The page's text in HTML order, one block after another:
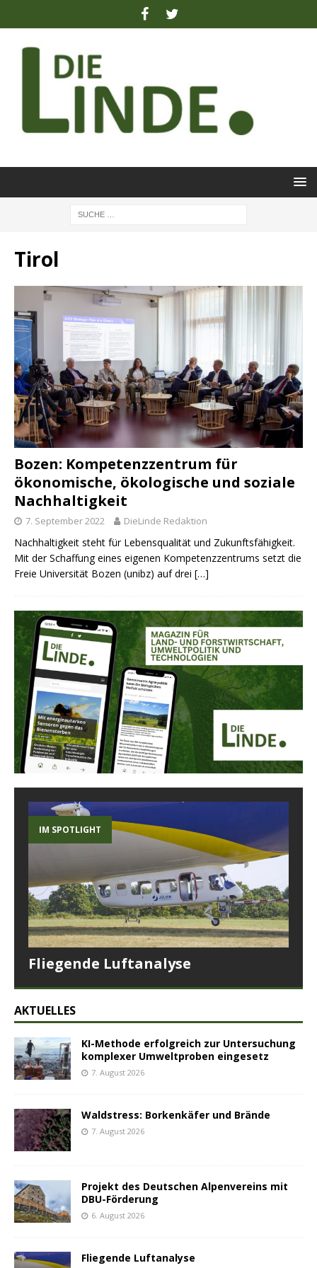
Tirol
Bozen: Kompetenzzentrum für
ökonomische, ökologische und soziale
Nachhaltigkeit
7. September 2022 DieLinde Redaktion
Nachhaltigkeit steht für Lebensqualität und Zukunftsfähigkeit.
Mit der Schaffung eines eigenen Kompetenzzentrums setzt die
Freie Universität Bozen (unibz) auf drei […]
IM SPOTLIGHT
Fliegende Luftanalyse
AKTUELLES
KI-Methode erfolgreich zur Untersuchung
komplexer Umweltproben eingesetz
7. August 2026
Waldstress: Borkenkäfer und Brände
7. August 2026
Projekt des Deutschen Alpenvereins mit
DBU-Förderung
6. August 2026
Fliegende Luftanalyse